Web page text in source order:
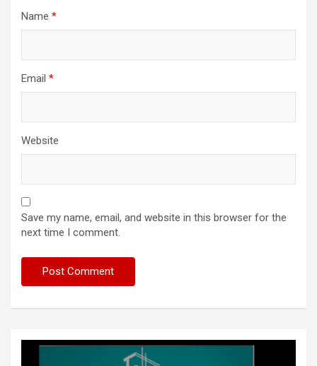
Name *
Email *
Website
Save my name, email, and website in this browser for the
next time I comment.